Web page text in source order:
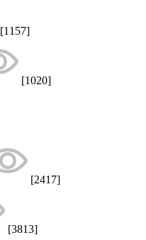
[1157]
[1020]
[2417]
[3813]